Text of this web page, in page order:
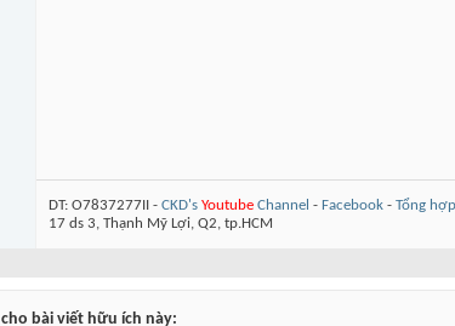
DT: O7837277II - CKD's Youtube Channel - Facebook - Tổng
17 ds 3, Thạnh Mỹ Lợi, Q2, tp.HCM
cho bài viết hữu ích này: